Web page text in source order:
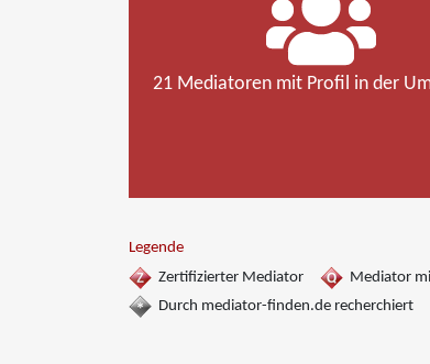
21 Mediatoren mit Profil in der
Legende
Zertifizierter Mediator
Mediator
Durch mediator-finden.de recherchiert